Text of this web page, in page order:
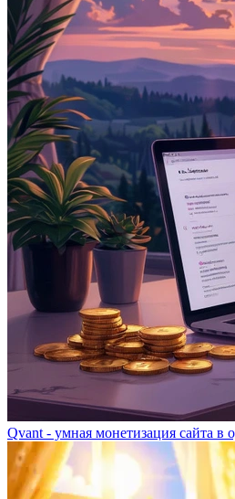
Qvant - умная монетизация сайта в